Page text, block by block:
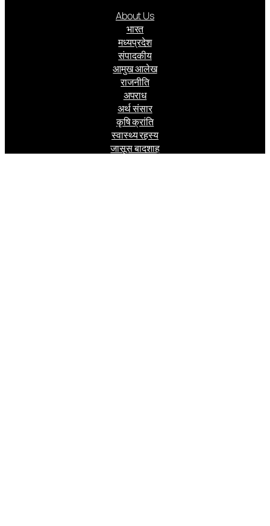
About Us
भारत
मध्यप्रदेश
संपादकीय
आमुख आलेख
राजनीति
अपराध
अर्थ संसार
कृषि क्रांति
स्वास्थ्य रहस्य
जासूस बादशाह